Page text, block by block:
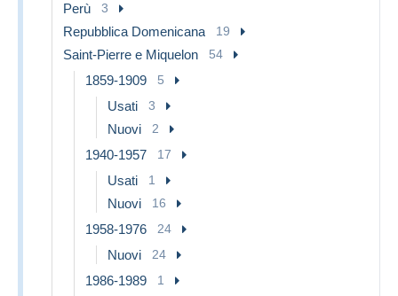
Perù 3
Repubblica Domenicana 19
Saint-Pierre e Miquelon 54
1859-1909 5
Usati 3
Nuovi 2
1940-1957 17
Usati 1
Nuovi 16
1958-1976 24
Nuovi 24
1986-1989 1